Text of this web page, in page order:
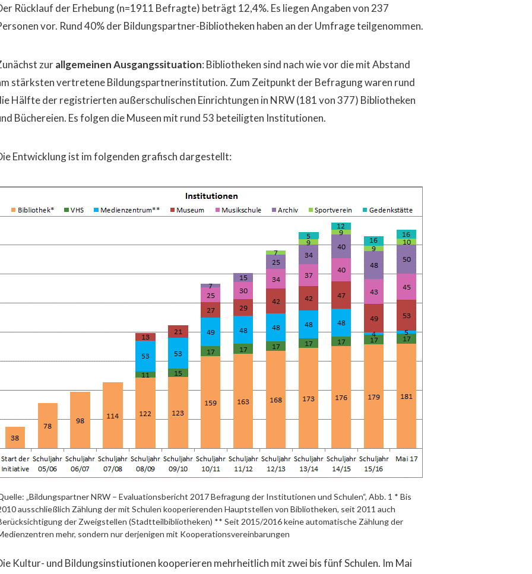
Rücklauf der Erhebung (n=1911 Befragte) beträgt 12,4%. Es liegen Angaben von 237
vor. Rund 40% der Bildungspartner-Bibliotheken haben an der Umfrage teilgenommen.
zurallgemeinen Ausgangssituation: Bibliotheken sind nach wie vor die mit Abstand
stärksten vertretene Bildungspartnerinstitution. Zum Zeitpunkt der Befragung waren rund
Hälfte der registrierten außerschulischen Einrichtungen in NRW (181 von 377) Bibliotheken
Büchereien. Es folgen die Museen mit rund 53 beteiligten Institutionen.
Entwicklung ist im folgenden grafisch dargestellt:
„Bildungspartner NRW – Evaluationsbericht 2017 Befragung der Institutionen und Schulen“, Abb. 1 * Bis
ausschließlich Zählung der mit Schulen kooperierenden Hauptstellen von Bibliotheken, seit 2011 auch
der Zweigstellen (Stadtteilbibliotheken) ** Seit 2015/2016 keine automatische Zählung der
mehr, sondern nur derjenigen mit Kooperationsvereinbarungen
Kultur- und Bildungsinstiutionen kooperieren mehrheitlich mit zwei bis fünf Schulen. Im Mai